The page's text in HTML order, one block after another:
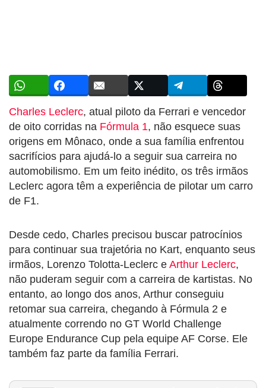
Charles Leclerc, atual piloto da Ferrari e vencedor
de oito corridas na Fórmula 1, não esquece suas
origens em Mônaco, onde a sua família enfrentou
sacrifícios para ajudá-lo a seguir sua carreira no
automobilismo. Em um feito inédito, os três irmãos
Leclerc agora têm a experiência de pilotar um carro
de F1.
Desde cedo, Charles precisou buscar patrocínios
para continuar sua trajetória no Kart, enquanto seus
irmãos, Lorenzo Tolotta-Leclerc e Arthur Leclerc,
não puderam seguir com a carreira de kartistas. No
entanto, ao longo dos anos, Arthur conseguiu
retomar sua carreira, chegando à Fórmula 2 e
atualmente correndo no GT World Challenge
Europe Endurance Cup pela equipe AF Corse. Ele
também faz parte da família Ferrari.